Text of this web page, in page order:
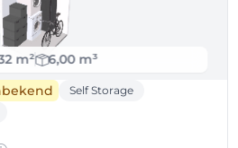
m²
6,00 m³
Self Storage